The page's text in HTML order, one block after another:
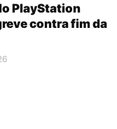
PlayStation
contra fim da